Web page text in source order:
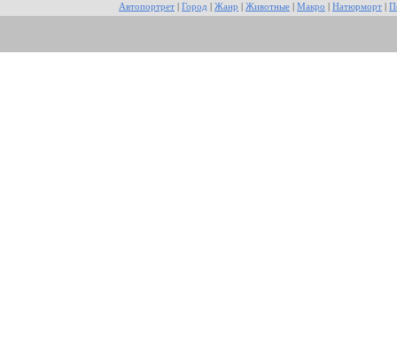
Автопортрет Город Жанр Животные Макро Натюрморт